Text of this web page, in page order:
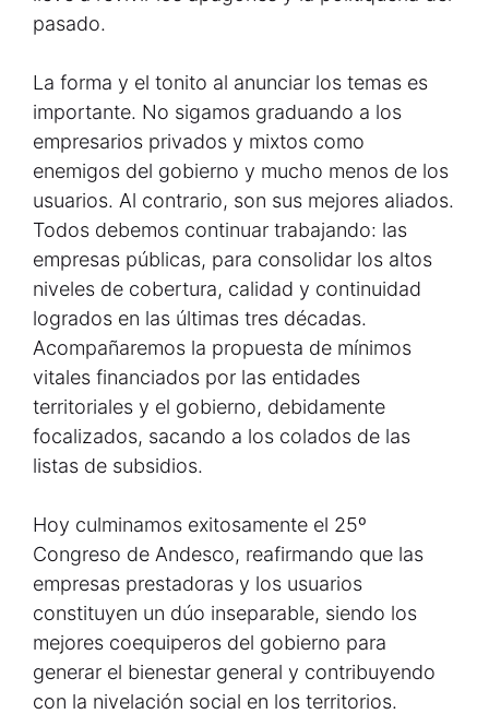
pasado.
La forma y el tonito al anunciar los temas es
importante. No sigamos graduando a los
empresarios privados y mixtos como
enemigos del gobierno y mucho menos de los
usuarios. Al contrario, son sus mejores aliados.
Todos debemos continuar trabajando: las
empresas públicas, para consolidar los altos
niveles de cobertura, calidad y continuidad
logrados en las últimas tres décadas.
Acompañaremos la propuesta de mínimos
vitales financiados por las entidades
territoriales y el gobierno, debidamente
focalizados, sacando a los colados de las
listas de subsidios.
Hoy culminamos exitosamente el 25º
Congreso de Andesco, reafirmando que las
empresas prestadoras y los usuarios
constituyen un dúo inseparable, siendo los
mejores coequiperos del gobierno para
generar el bienestar general y contribuyendo
con la nivelación social en los territorios.